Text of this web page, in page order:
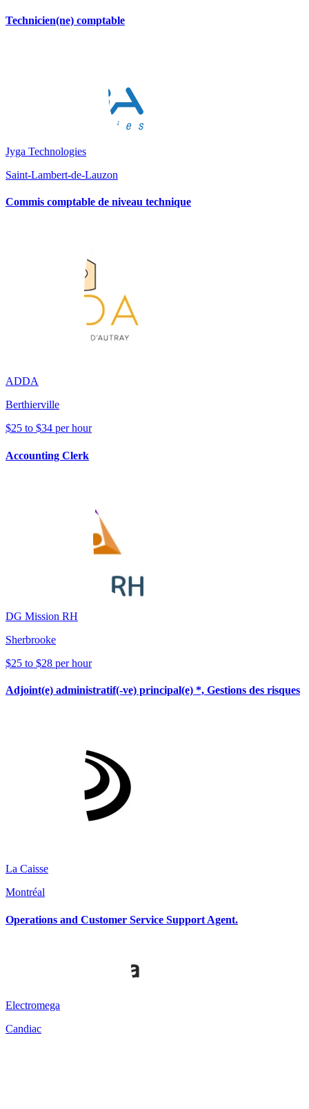
Technicien(ne) comptable
Jyga Technologies
Saint-Lambert-de-Lauzon
Commis comptable de niveau technique
ADDA
Berthierville
$25 to $34 per hour
Accounting Clerk
DG Mission RH
Sherbrooke
$25 to $28 per hour
Adjoint(e) administratif(-ve) principal(e) *, Gestions des risques
La Caisse
Montréal
Operations and Customer Service Support Agent.
Electromega
Candiac